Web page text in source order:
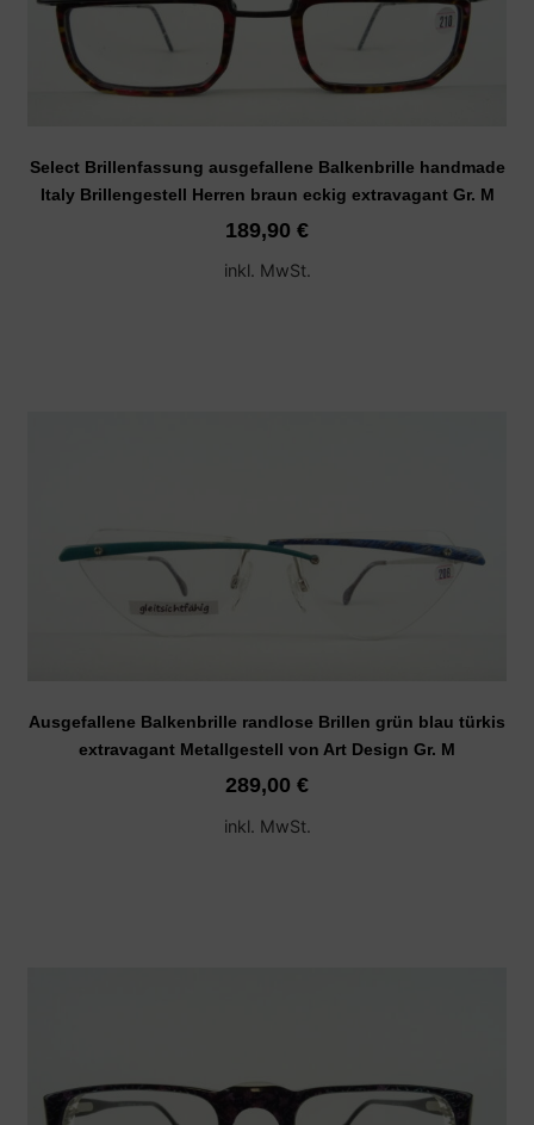
Select Brillenfassung ausgefallene Balkenbrille handmade
Italy Brillengestell Herren braun eckig extravagant Gr. M
189,90 €
inkl. MwSt.
Ausgefallene Balkenbrille randlose Brillen grün blau türkis
extravagant Metallgestell von Art Design Gr. M
289,00 €
inkl. MwSt.